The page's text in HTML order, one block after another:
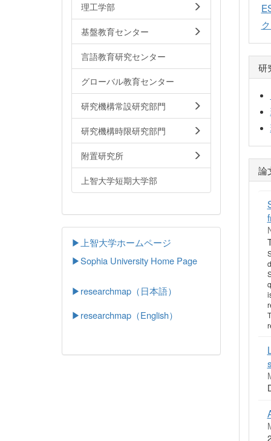
研
論
理工学部
基盤教育センター
言語教育研究センター
グローバル教育センター
研究機構常設研究部門
研究機構時限研究部門
附置研究所
上智大学短期大学部
▶上智大学ホームページ
▶Sophia University Home Page
▶researchmap（日本語）
▶researchmap（English）